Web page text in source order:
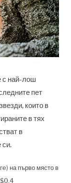
с най-лош
пет
които в
в тях
в
си.
на първо място в
$0.4